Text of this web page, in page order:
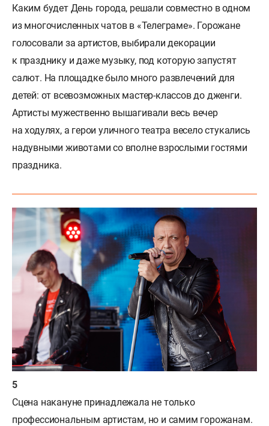
Каким будет День города, решали совместно в одном
из многочисленных чатов в «Телеграме». Горожане
голосовали за артистов, выбирали декорации
к празднику и даже музыку, под которую запустят
салют. На площадке было много развлечений для
детей: от всевозможных мастер-классов до дженги.
Артисты мужественно вышагивали весь вечер
на ходулях, а герои уличного театра весело стукались
надувными животами со вполне взрослыми гостями
праздника.
Сцена накануне принадлежала не только
профессиональным артистам, но и самим горожанам.